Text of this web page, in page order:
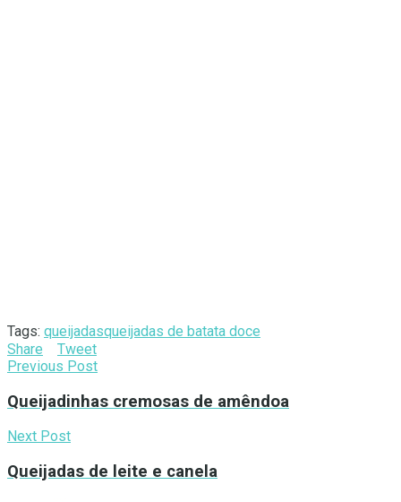
Tags: queijadasqueijadas de batata doce
Share
Tweet
Previous Post
Queijadinhas cremosas de amêndoa
Next Post
Queijadas de leite e canela